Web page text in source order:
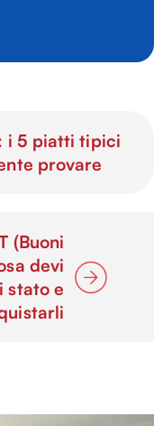
i 5 piatti tipici
provare
(Buoni
devi
stato e